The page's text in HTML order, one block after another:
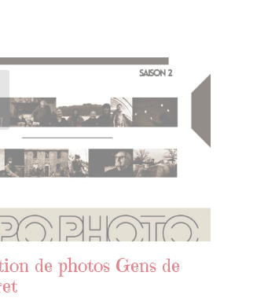
de photos Gens de